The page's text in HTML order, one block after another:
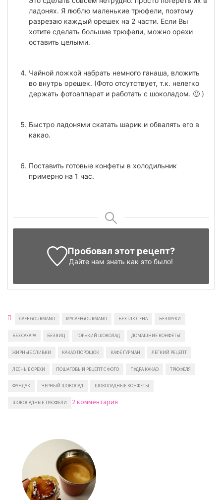
ладонях. Я люблю маленькие трюфели, поэтому
разрезаю каждый орешек на 2 части. Если Вы
хотите сделать большие трюфели, можно орехи
оставить целыми.
Чайной ложкой набрать немного ганаша, вложить
во внутрь орешек. (Фото отсутствует, т.к. нелегко
держать фотоаппарат и работать с шоколадом. 🙂 )
Быстро ладонями скатать шарик и обвалять его в
какао.
Поставить готовые конфеты в холодильник
примерно на 1 час.
Пробовал этот рецепт?
Дайте нам знать как это было!
CAFE GOURMAND MYCAFEGOURMAND БЕЗ ГЛЮТЕНА БЕЗ МУКИ
БЕЗ САХАРА БЕЗ ЯИЦ ГОРЬКИЙ ШОКОЛАД ДОМАШНИЕ КОНФЕТЫ
ЖИРНЫЕ СЛИВКИ КАКАО ПОРОШОК КАФЕ ГУРМАН ЛЕГКИЙ РЕЦЕПТ
ЛЕСНЫЕ ОРЕХИ ПОШАГОВЫЙ РЕЦЕПТ С ФОТО ПУДРА КАКАО ТРЮФЕЛЯ
ФУНДУК ЧЕРНЫЙ ШОКОЛАД ШОКОЛАДНЫЕ КОНФЕТЫ
ШОКОЛАДНЫЕ ТРЮФЕЛИ 2 комментарияк